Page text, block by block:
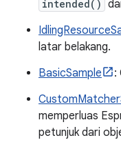
intended()
latar belakang.
BasicSample
:
memperluas
petunjuk dari